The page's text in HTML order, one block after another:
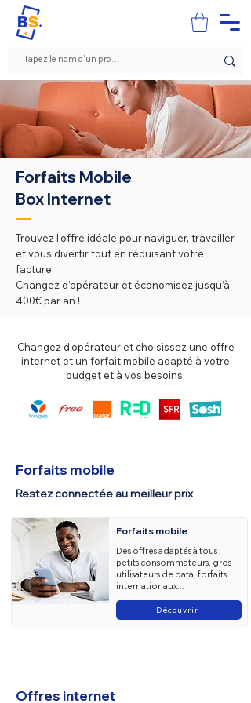
Forfaits Mobile
Box Internet
Trouvez l’offre idéale pour naviguer, travailler
et vous divertir tout en réduisant votre
facture.
Changez d’opérateur et économisez jusqu’à
400€ par an !
Changez d'opérateur et choisissez une offre
internet et un forfait mobile adapté à votre
budget et à vos besoins.
Forfaits mobile
Restez connectée au meilleur prix
Forfaits mobile
Des offres adaptés à tous :
petits consommateurs, gros
utilisateurs de data, forfaits
internationaux...
Découvrir
Offres internet